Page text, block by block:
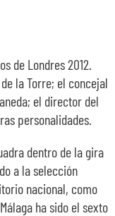
de Londres 2012.
la Torre; el concejal
el director del
personalidades.
dentro de la gira
a la selección
nacional, como
ha sido el sexto